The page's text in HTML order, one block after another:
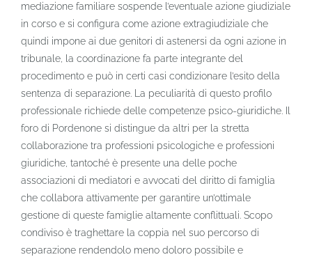
mediazione familiare sospende l’eventuale azione giudiziale
in corso e si configura come azione extragiudiziale che
quindi impone ai due genitori di astenersi da ogni azione in
tribunale, la coordinazione fa parte integrante del
procedimento e può in certi casi condizionare l’esito della
sentenza di separazione. La peculiarità di questo profilo
professionale richiede delle competenze psico-giuridiche. Il
foro di Pordenone si distingue da altri per la stretta
collaborazione tra professioni psicologiche e professioni
giuridiche, tantoché è presente una delle poche
associazioni di mediatori e avvocati del diritto di famiglia
che collabora attivamente per garantire un’ottimale
gestione di queste famiglie altamente conflittuali. Scopo
condiviso è traghettare la coppia nel suo percorso di
separazione rendendolo meno doloro possibile e